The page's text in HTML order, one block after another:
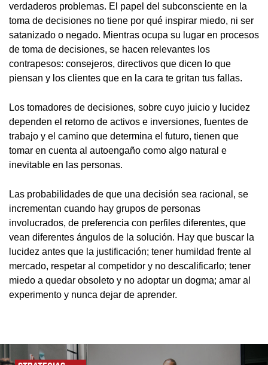
verdaderos problemas. El papel del subconsciente en la
toma de decisiones no tiene por qué inspirar miedo, ni ser
satanizado o negado. Mientras ocupa su lugar en procesos
de toma de decisiones, se hacen relevantes los
contrapesos: consejeros, directivos que dicen lo que
piensan y los clientes que en la cara te gritan tus fallas.
Los tomadores de decisiones, sobre cuyo juicio y lucidez
dependen el retorno de activos e inversiones, fuentes de
trabajo y el camino que determina el futuro, tienen que
tomar en cuenta al autoengaño como algo natural e
inevitable en las personas.
Las probabilidades de que una decisión sea racional, se
incrementan cuando hay grupos de personas
involucrados, de preferencia con perfiles diferentes, que
vean diferentes ángulos de la solución. Hay que buscar la
lucidez antes que la justificación; tener humildad frente al
mercado, respetar al competidor y no descalificarlo; tener
miedo a quedar obsoleto y no adoptar un dogma; amar al
experimento y nunca dejar de aprender.